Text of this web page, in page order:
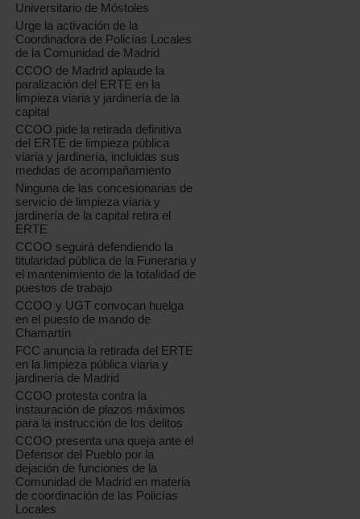
Universitario de Móstoles
Urge la activación de la
Coordinadora de Policías Locales
de la Comunidad de Madrid
CCOO de Madrid aplaude la
paralización del ERTE en la
limpieza viaria y jardinería de la
capital
CCOO pide la retirada definitiva
del ERTE de limpieza pública
viaria y jardinería, incluidas sus
medidas de acompañamiento
Ninguna de las concesionarias de
servicio de limpieza viaria y
jardinería de la capital retira el
ERTE
CCOO seguirá defendiendo la
titularidad pública de la Funeraria y
el mantenimiento de la totalidad de
puestos de trabajo
CCOO y UGT convocan huelga
en el puesto de mando de
Chamartín
FCC anuncia la retirada del ERTE
en la limpieza pública viaria y
jardinería de Madrid
CCOO protesta contra la
instauración de plazos máximos
para la instrucción de los delitos
CCOO presenta una queja ante el
Defensor del Pueblo por la
dejación de funciones de la
Comunidad de Madrid en materia
de coordinación de las Policías
Locales